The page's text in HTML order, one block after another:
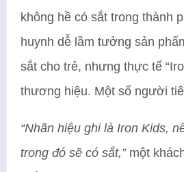
không hề có sắt trong thành
huynh dễ lầm tưởng sản
sắt cho trẻ, nhưng thực tế
thương hiệu. Một số người
“Nhãn hiệu ghi là Iron Kids,
trong đó sẽ có sắt,”một